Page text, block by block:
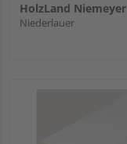
HolzLand Niemeyer
Niederlauer